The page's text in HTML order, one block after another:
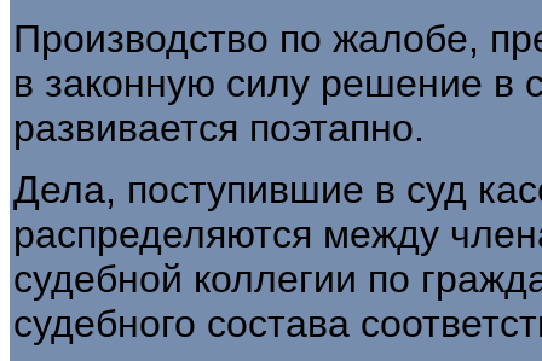
Производство по жалобе,
в законную силу решение в
развивается поэтапно.
Дела, поступившие в суд
распределяются между
судебной коллегии по
судебного состава